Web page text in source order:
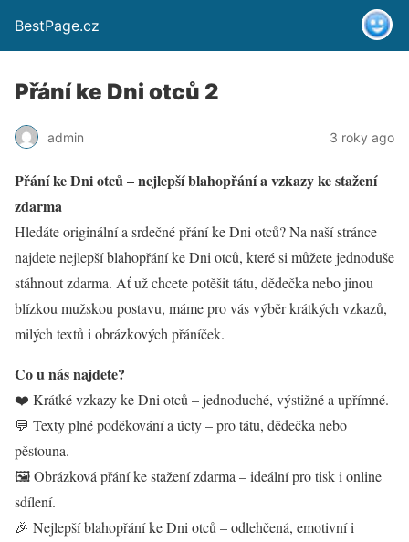
BestPage.cz
Přání ke Dni otců 2
admin 3 roky ago
Přání ke Dni otců – nejlepší blahopřání a vzkazy ke stažení
zdarma
Hledáte originální a srdečné přání ke Dni otců? Na naší stránce
najdete nejlepší blahopřání ke Dni otců, které si můžete jednoduše
stáhnout zdarma. Ať už chcete potěšit tátu, dědečka nebo jinou
blízkou mužskou postavu, máme pro vás výběr krátkých vzkazů,
milých textů i obrázkových přáníček.
Co u nás najdete?
❤️ Krátké vzkazy ke Dni otců – jednoduché, výstižné a upřímné.
💬 Texty plné poděkování a úcty – pro tátu, dědečka nebo
pěstouna.
🖼️ Obrázková přání ke stažení zdarma – ideální pro tisk i online
sdílení.
🎉 Nejlepší blahopřání ke Dni otců – odlehčená, emotivní i